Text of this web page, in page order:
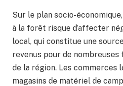
Sur le plan socio-
à la forêt risque d’affecter
local, qui constitue une
revenus pour de
de la région. Les commerces
magasins de matériel de